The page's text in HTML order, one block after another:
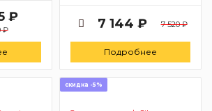
₽
₽ 7 144 ₽ 7 520 ₽
Подробнее
скидка -5%